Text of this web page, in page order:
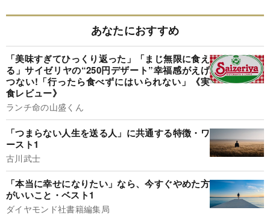
あなたにおすすめ
「美味すぎてひっくり返った」「まじ無限に食え
る」サイゼリヤの“250円デザート”幸福感がえげ
つない!「行ったら食べずにはいられない」《実
食レビュー》
ランチ命の山盛くん
「つまらない人生を送る人」に共通する特徴・ワ
ースト1
古川武士
「本当に幸せになりたい」なら、今すぐやめた方
がいいこと・ベスト1
ダイヤモンド社書籍編集局